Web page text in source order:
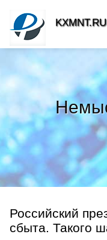
Российский
сбыта. Такого
KXMNT.RU